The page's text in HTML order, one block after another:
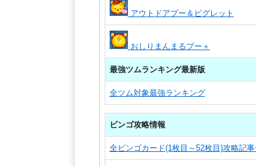
アウトドアプー＆ピグレット
おしりまんまるプー＋
最強ツムランキング最新版
全ツム対象最強ランキング
ビンゴ攻略情報
全ビンゴカード(1枚目～52枚目)攻略記